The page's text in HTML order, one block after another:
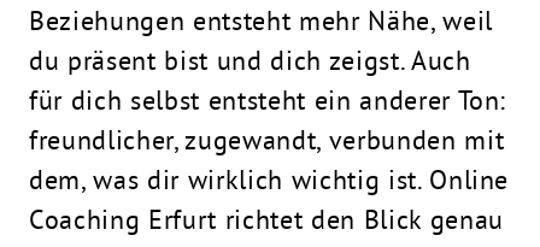
Beziehungen entsteht mehr Nähe, weil
du präsent bist und dich zeigst. Auch
für dich selbst entsteht ein anderer Ton:
freundlicher, zugewandt, verbunden mit
dem, was dir wirklich wichtig ist. Online
Coaching Erfurt richtet den Blick genau